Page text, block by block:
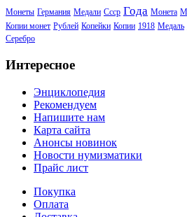
Монеты Германия Медали Ссср Года Монета
Копии монет Рублей Копейки Копии 1918 Медаль
Серебро
Интересное
Энциклопедия
Рекомендуем
Напишите нам
Карта сайта
Анонсы новинок
Новости нумизматики
Прайс лист
Покупка
Оплата